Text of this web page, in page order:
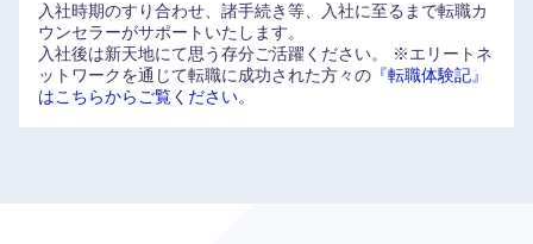
入社時期のすり合わせ、諸手続き等、入社に至るまで転職カ
ウンセラーがサポートいたします。
入社後は新天地にて思う存分ご活躍ください。
※エリートネ
ットワークを通じて転職に成功された方々の 『転職体験記』
はこちらからご覧ください。